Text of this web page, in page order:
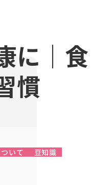
に｜食
慣
いて 豆知識